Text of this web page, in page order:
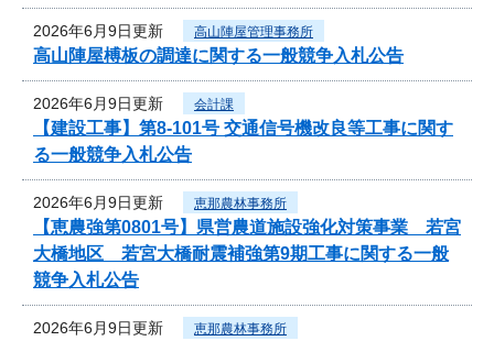
2026年6月9日更新 高山陣屋管理事務所
高山陣屋榑板の調達に関する一般競争入札公告
2026年6月9日更新 会計課
【建設工事】第8-101号 交通信号機改良等工事に関す
る一般競争入札公告
2026年6月9日更新 恵那農林事務所
【恵農強第0801号】県営農道施設強化対策事業 若宮
大橋地区 若宮大橋耐震補強第9期工事に関する一般
競争入札公告
2026年6月9日更新 恵那農林事務所